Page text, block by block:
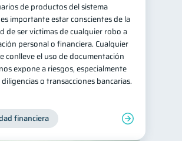
de productos del sistema
importante estar conscientes de la
de ser victimas de cualquier robo a
personal o financiera. Cualquier
conlleve el uso de documentación
expone a riesgos, especialmente
o transacciones bancarias.
financiera